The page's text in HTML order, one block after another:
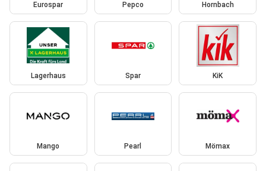
Eurospar Pepco Hornbach
Lagerhaus Spar KiK
Mango Pearl Mömax